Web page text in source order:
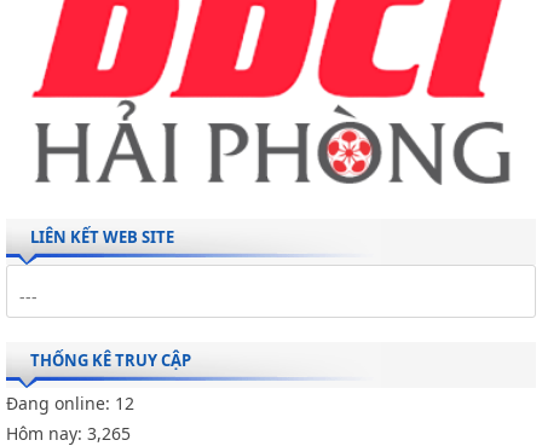
LIÊN KẾT WEB SITE
THỐNG KÊ TRUY CẬP
Đang online: 12
Hôm nay: 3,265